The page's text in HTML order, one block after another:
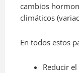
cambios
climáticos
En todos estos
Reducir